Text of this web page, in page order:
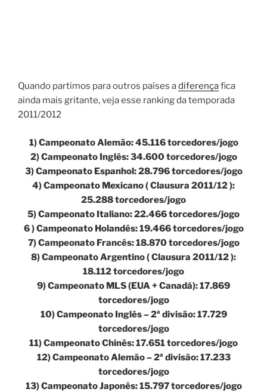
Quando partimos para outros países adiferençafica
ainda mais gritante, veja esse ranking da temporada
2011/2012
1) Campeonato Alemão: 45.116 torcedores/jogo
2) Campeonato Inglês: 34.600 torcedores/jogo
3) Campeonato Espanhol: 28.796 torcedores/jogo
4) Campeonato Mexicano ( Clausura 2011/12 ):
25.288 torcedores/jogo
5) Campeonato Italiano: 22.466 torcedores/jogo
6 ) Campeonato Holandês: 19.466 torcedores/jogo
7) Campeonato Francês: 18.870 torcedores/jogo
8) Campeonato Argentino ( Clausura 2011/12 ):
18.112 torcedores/jogo
9) Campeonato MLS (EUA + Canadá): 17.869
torcedores/jogo
10) Campeonato Inglês – 2ª divisão: 17.729
torcedores/jogo
11) Campeonato Chinês: 17.651 torcedores/jogo
12) Campeonato Alemão – 2ª divisão: 17.233
torcedores/jogo
13) Campeonato Japonês: 15.797 torcedores/jogo